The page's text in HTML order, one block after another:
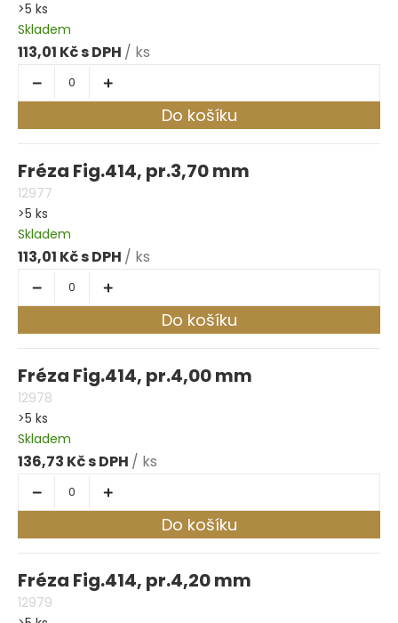
>5 ks
Skladem
113,01 Kč / ks
Do košíku
Fréza Fig.414, pr.3,70 mm
12977
>5 ks
Skladem
113,01 Kč / ks
Do košíku
Fréza Fig.414, pr.4,00 mm
12978
>5 ks
Skladem
136,73 Kč / ks
Do košíku
Fréza Fig.414, pr.4,20 mm
12979